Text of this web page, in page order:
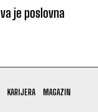
je poslovna
KARIJERA
MAGAZIN